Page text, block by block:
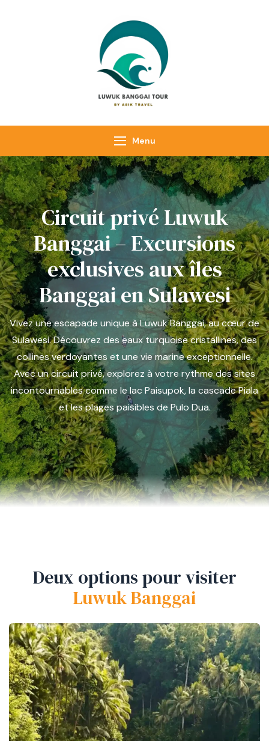
Menu
Circuit privé Luwuk
Banggai – Excursions
exclusives aux îles
Banggai en Sulawesi
Vivez une escapade unique à Luwuk Banggai, au cœur de
Sulawesi. Découvrez des eaux turquoise cristallines, des
collines verdoyantes et une vie marine exceptionnelle.
Avec un circuit privé, explorez à votre rythme des sites
incontournables comme le lac Paisupok, la cascade Piala
et les plages paisibles de Pulo Dua.
Deux options pour visiter
Luwuk Banggai